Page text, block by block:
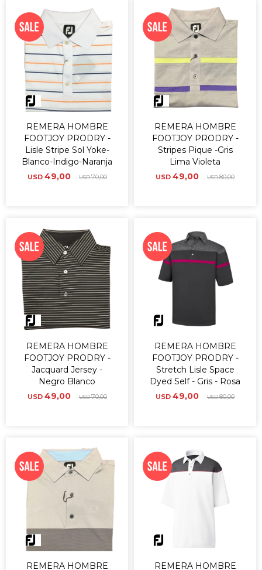
REMERA HOMBRE
FOOTJOY PRODRY -
Lisle Stripe Sol Yoke-
Blanco-Indigo-Naranja
USD 49,00 USD70,00
REMERA HOMBRE
FOOTJOY PRODRY -
Stripes Pique -Gris
Lima Violeta
USD 49,00 USD80,00
REMERA HOMBRE
FOOTJOY PRODRY -
Jacquard Jersey -
Negro Blanco
USD 49,00 USD70,00
REMERA HOMBRE
FOOTJOY PRODRY -
Stretch Lisle Space
Dyed Self - Gris - Rosa
USD 49,00 USD80,00
REMERA HOMBRE
REMERA HOMBRE